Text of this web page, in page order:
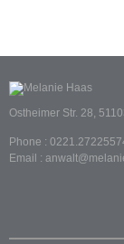
Ostheimer Str. 28,
Phone :
Email :